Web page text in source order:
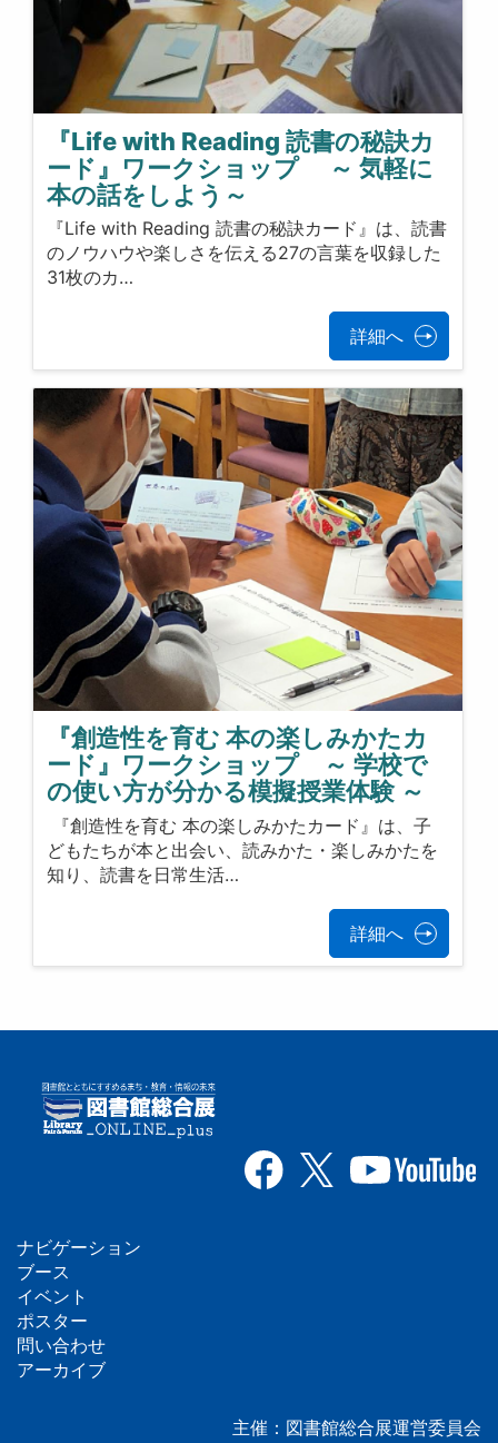
『Life with Reading 読書の秘訣カ
ード』ワークショップ ～ 気軽に
本の話をしよう～
『Life with Reading 読書の秘訣カード』は、読書
のノウハウや楽しさを伝える27の言葉を収録した
31枚のカ…
詳細へ
『創造性を育む 本の楽しみかたカ
ード』ワークショップ ～ 学校で
の使い方が分かる模擬授業体験 ～
『創造性を育む 本の楽しみかたカード』は、子
どもたちが本と出会い、読みかた・楽しみかたを
知り、読書を日常生活…
詳細へ
フ
ッ
タ
ナビゲーション
ブース
イベント
ポスター
問い合わせ
アーカイブ
主催：図書館総合展運営委員会